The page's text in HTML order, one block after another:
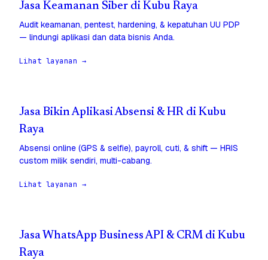
Jasa Keamanan Siber di Kubu Raya
Audit keamanan, pentest, hardening, & kepatuhan UU PDP
— lindungi aplikasi dan data bisnis Anda.
Lihat layanan →
Jasa Bikin Aplikasi Absensi & HR di Kubu
Raya
Absensi online (GPS & selfie), payroll, cuti, & shift — HRIS
custom milik sendiri, multi-cabang.
Lihat layanan →
Jasa WhatsApp Business API & CRM di Kubu
Raya